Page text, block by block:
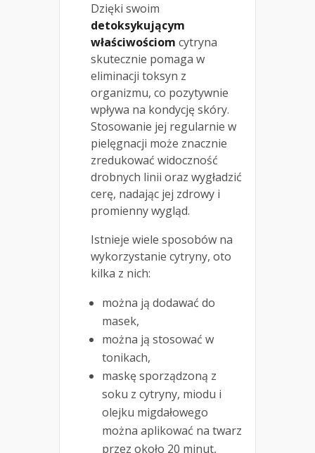
Dzięki swoim
detoksykującym
właściwościom cytryna
skutecznie pomaga w
eliminacji toksyn z
organizmu, co pozytywnie
wpływa na kondycję skóry.
Stosowanie jej regularnie w
pielęgnacji może znacznie
zredukować widoczność
drobnych linii oraz wygładzić
cerę, nadając jej zdrowy i
promienny wygląd.
Istnieje wiele sposobów na
wykorzystanie cytryny, oto
kilka z nich:
można ją dodawać do
masek,
można ją stosować w
tonikach,
maskę sporządzoną z
soku z cytryny, miodu i
olejku migdałowego
można aplikować na twarz
przez około 20 minut,